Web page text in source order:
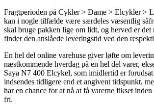
Fragtperioden på Cykler > Dame > Elcykler >
kan i nogle tilfælde være særdeles væsentlig
skal bruge pakken lige om lidt, og herved er
finder den anslåede leveringstid ved den
En hel del online varehuse giver løfte om
næstkommende hverdag på en hel del varer,
Saya N7 400 Elcykel, som imidlertid er
indsendes tidligere end et angivent tidspunkt,
har en chance for at nå at få varerne fikset
fri.